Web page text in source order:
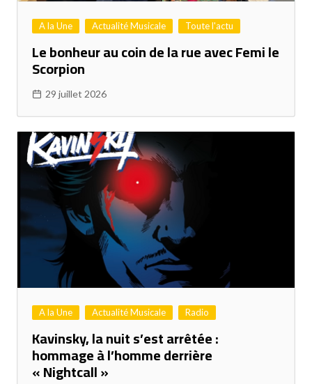
A la Une Actualité Musicale Toute l'actu
Le bonheur au coin de la rue avec Femi le
Scorpion
29 juillet 2026
A la Une Actualité Musicale Radio
Kavinsky, la nuit s’est arrêtée :
hommage à l’homme derrière
« Nightcall »